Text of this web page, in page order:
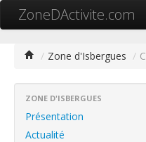
ZoneDActivite.com
Cartographie ZA
/ Zone d'Isbergues /
ZONE D'ISBERGUES
Présentation
Actualité